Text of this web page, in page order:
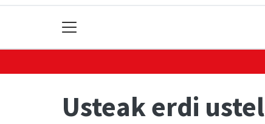
Usteak erdi ustel